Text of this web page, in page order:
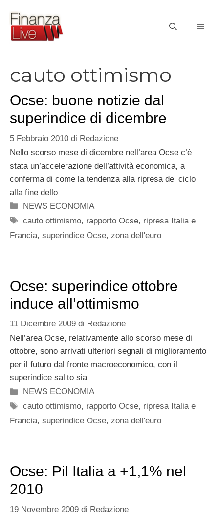
contenuto
cauto ottimismo
Ocse: buone notizie dal
superindice di dicembre
5 Febbraio 2010 di Redazione
Nello scorso mese di dicembre nell’area Ocse c’è
stata un’accelerazione dell’attività economica, a
conferma di come la tendenza alla ripresa del ciclo
alla fine dello
Categorie
NEWS ECONOMIA
Tag
cauto ottimismo, rapporto Ocse, ripresa Italia e
Francia, superindice Ocse, zona dell'euro
Ocse: superindice ottobre
induce all’ottimismo
11 Dicembre 2009 di Redazione
Nell’area Ocse, relativamente allo scorso mese di
ottobre, sono arrivati ulteriori segnali di miglioramento
per il futuro dal fronte macroeconomico, con il
superindice salito sia
Categorie
NEWS ECONOMIA
Tag
cauto ottimismo, rapporto Ocse, ripresa Italia e
Francia, superindice Ocse, zona dell'euro
Ocse: Pil Italia a +1,1% nel
2010
19 Novembre 2009 di Redazione